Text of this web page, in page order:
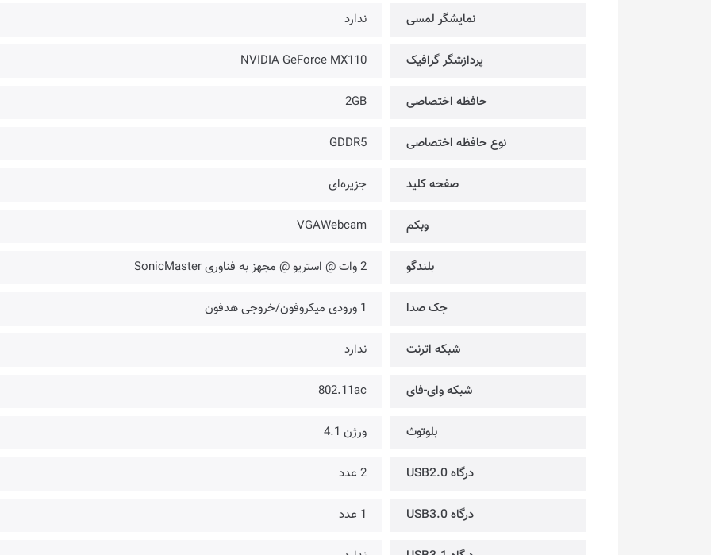
نمایشگر لمسی ندارد
پردازشگر گرافیک NVIDIA GeForce MX110
حافظه اختصاصی 2GB
نوع حافظه اختصاصی GDDR5
صفحه کلید جزیره‌ای
وبکم VGAWebcam
بلندگو 2 وات @ استریو @ مجهز به فناوری SonicMaster
جک صدا 1 ورودی میکروفون/خروجی هدفون
شبکه اترنت ندارد
شبکه وای-فای 802.11ac
بلوتوث ورژن 4.1
درگاه USB2.0 2 عدد
درگاه USB3.0 1 عدد